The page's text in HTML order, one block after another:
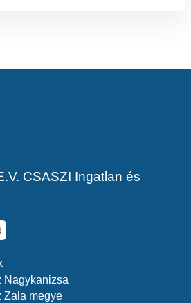
CSASZI Ingatlan és
Nagykanizsa
Zala megye